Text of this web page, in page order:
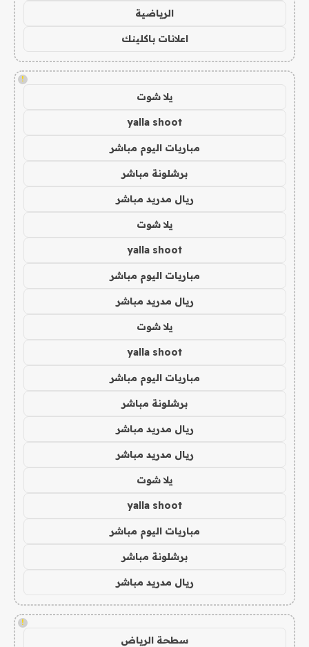
الرياضية
اعلانات باكلينك
!
يلا شوت
yalla shoot
مباريات اليوم مباشر
برشلونة مباشر
ريال مدريد مباشر
يلا شوت
yalla shoot
مباريات اليوم مباشر
ريال مدريد مباشر
يلا شوت
yalla shoot
مباريات اليوم مباشر
برشلونة مباشر
ريال مدريد مباشر
ريال مدريد مباشر
يلا شوت
yalla shoot
مباريات اليوم مباشر
برشلونة مباشر
ريال مدريد مباشر
!
سطحة الرياض